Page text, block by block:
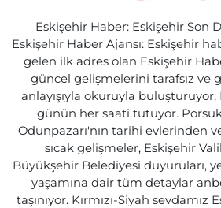
Eskişehir Haber: Eskişehir Son
Eskişehir Haber Ajansı: Eskişehir
gelen ilk adres olan Eskişehir
güncel gelişmelerini tarafsız ve
anlayışıyla okuruyla buluşturuyor;
günün her saati tutuyor. Porsuk
Odunpazarı'nın tarihi evlerinden
sıcak gelişmeler, Eskişehir
Büyükşehir Belediyesi duyuruları,
yaşamına dair tüm detaylar
taşınıyor. Kırmızı-Siyah